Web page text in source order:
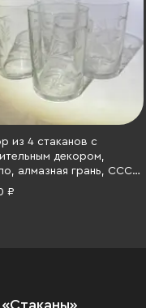
из 4 стаканов с
декором,
алмазная грань, СССР,
гг.
₽